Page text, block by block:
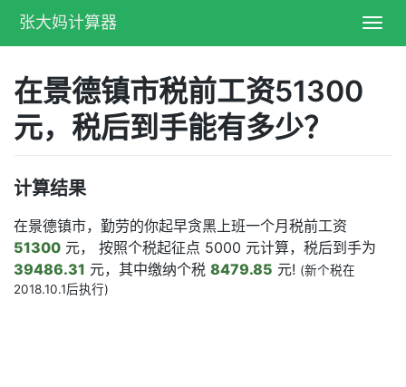
张大妈计算器
在景德镇市税前工资51300
元，税后到手能有多少？
计算结果
在景德镇市，勤劳的你起早贪黑上班一个月税前工资
51300 元， 按照个税起征点 5000 元计算，税后到手为
39486.31 元，其中缴纳个税 8479.85 元! (新个税在
2018.10.1后执行)